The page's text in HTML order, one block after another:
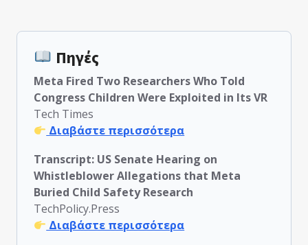
Πηγές
Meta Fired Two Researchers Who Told
Congress Children Were Exploited in Its VR
Tech Times
Διαβάστε περισσότερα
Transcript: US Senate Hearing on
Whistleblower Allegations that Meta
Buried Child Safety Research
TechPolicy.Press
Διαβάστε περισσότερα